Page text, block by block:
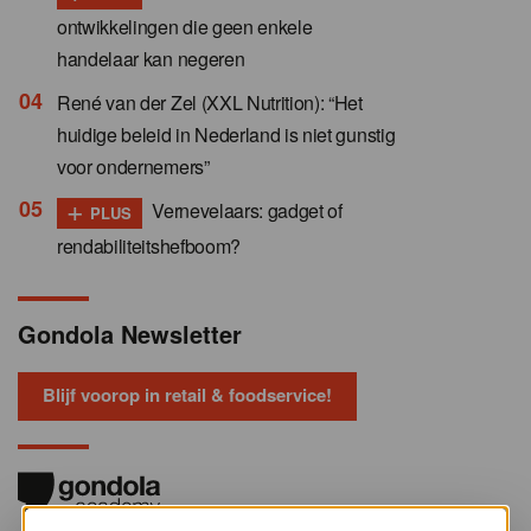
ontwikkelingen die geen enkele
handelaar kan negeren
René van der Zel (XXL Nutrition): “Het
huidige beleid in Nederland is niet gunstig
voor ondernemers”
+ PLUS
Vernevelaars: gadget of
rendabiliteitshefboom?
Gondola Newsletter
Blijf voorop in retail & foodservice!